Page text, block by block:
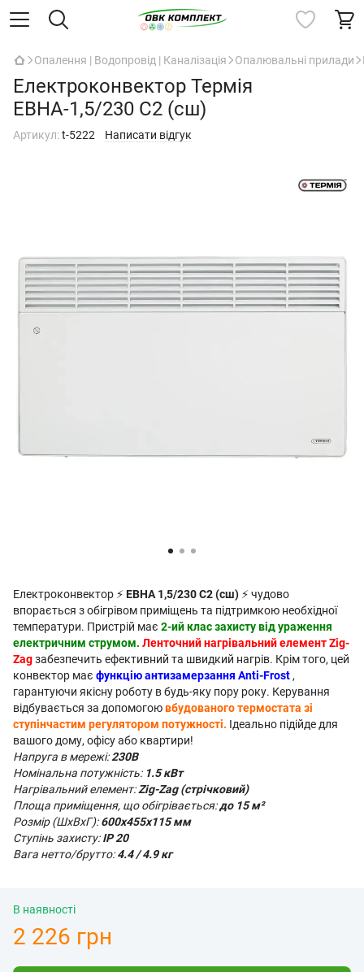
Опалення | Водопровід | Каналізація Опалювальні прилади
Електроконвектор Термія
ЕВНА-1,5/230 С2 (сш)
Артикул:t-5222 Написати відгук
Електроконвектор ⚡ ЕВНА 1,5/230 С2 (сш) ⚡ чудово
впорається з обігрівом приміщень та підтримкою необхідної
температури. Пристрій має 2-ий клас захисту від ураження
електричним струмом. Ленточний нагрівальний елемент Zig-
Zagзабезпечить ефективний та швидкий нагрів. Крім того, цей
конвектор має функцію антизамерзання Anti-Frost ,
гарантуючи якісну роботу в будь-яку пору року. Керування
відбувається за допомогоювбудованого термостата зі
ступінчастим регулятором потужності. Ідеально підійде для
вашого дому, офісу або квартири!
Напруга в мережі:230В
Номінальна потужність: 1.5 кВт
Нагрівальний елемент:Zig-Zag (стрічковий)
Площа приміщення, що обігрівається:до 15 м²
Розмір (ШхВхГ):600х455х115 мм
Ступінь захисту:IP 20
Вага нетто/брутто:4.4 / 4.9 кг
В наявності
2 226 грн